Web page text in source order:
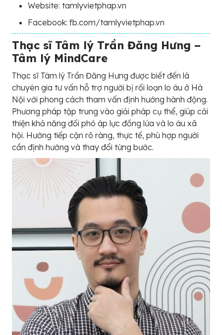
Website: tamlyvietphap.vn
Facebook: fb.com/tamlyvietphap.vn
Thạc sĩ Tâm lý Trần Đăng Hưng –
Tâm lý MindCare
Thạc sĩ Tâm lý Trần Đăng Hưng được biết đến là
chuyên gia tư vấn hỗ trợ người bị rối loạn lo âu ở Hà
Nội với phong cách tham vấn định hướng hành động.
Phương pháp tập trung vào giải pháp cụ thể, giúp cải
thiện khả năng đối phó áp lực đồng lứa và lo âu xã
hội. Hướng tiếp cận rõ ràng, thực tế, phù hợp người
cần định hướng và thay đổi từng bước.